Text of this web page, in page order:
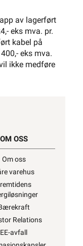
av lagerført
eks mva. pr.
kabel på
eks mva.
ikke medføre
OM OSS
Om oss
varehus
Relations
EE-avfall